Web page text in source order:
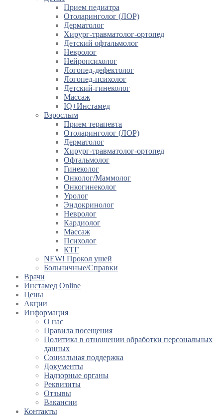
Прием педиатра
Отоларинголог (ЛОР)
Дерматолог
Хирург-травматолог-ортопед
Детский офтальмолог
Невролог
Нейропсихолог
Логопед-дефектолог
Логопед-психолог
Детский-гинеколог
Массаж
IQ+Инстамед
Взрослым
Прием терапевта
Отоларинголог (ЛОР)
Дерматолог
Хирург-травматолог-ортопед
Офтальмолог
Гинеколог
Онколог/Маммолог
Онкогинеколог
Уролог
Эндокринолог
Невролог
Кардиолог
Массаж
Психолог
КТГ
NEW! Прокол ушей
Больничные/Справки
Врачи
Инстамед Online
Цены
Акции
Информация
О нас
Правила посещения
Политика в отношении обработки персональных
данных
Социальная поддержка
Документы
Надзорные органы
Реквизиты
Отзывы
Вакансии
Контакты